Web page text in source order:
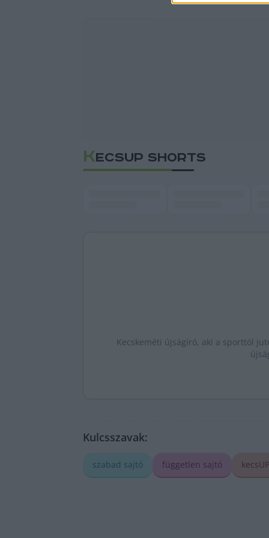
KECSUP SHORTS
Kecskeméti újságíró, aki a sporttól
Kulcsszavak:
szabad sajtó független sajtó